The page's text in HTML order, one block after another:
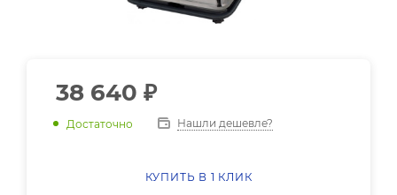
38 640 ₽
Достаточно Нашли дешевле?
КУПИТЬ В 1 КЛИК